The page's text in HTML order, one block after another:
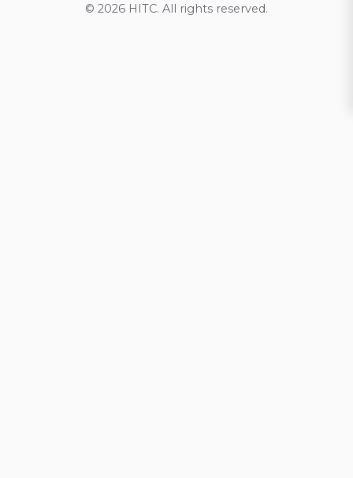
© 2026 HITC. All rights reserved.